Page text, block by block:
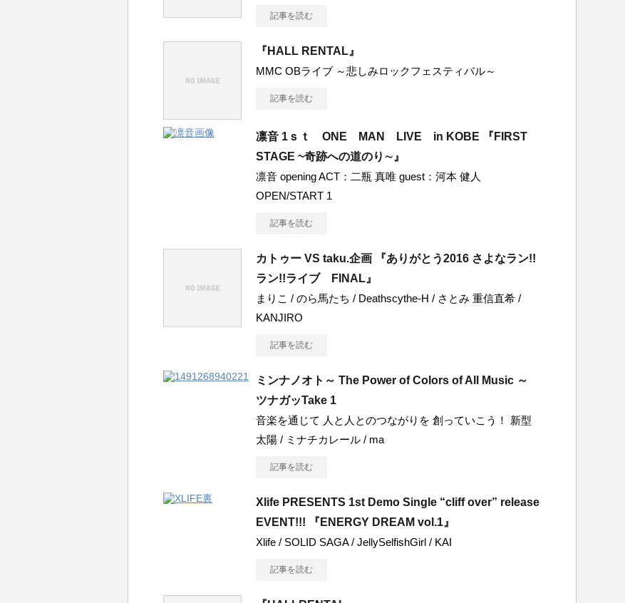
記事を読む
『HALL RENTAL』
MMC OBライブ ～悲しみロックフェスティバル～
記事を読む
凛音 1ｓｔ ONE MAN LIVE in KOBE 『FIRST
STAGE ~奇跡への道のり∼』
凛音 opening ACT：二瓶 真唯 guest：河本 健人
OPEN/START 1
記事を読む
カトゥー VS taku.企画 『ありがとう2016 さよなラン!!
ラン!!ライブ FINAL』
まりこ / のら馬たち / Deathscythe‐H / さとみ 重信直希 /
KANJIRO
記事を読む
ミンナノオト～ The Power of Colors of All Music ～
ツナガッTake 1
音楽を通じて 人と人とのつながりを 創っていこう！ 新型
太陽 / ミナチカレール / ma
記事を読む
Xlife PRESENTS 1st Demo Single “cliff over” release
EVENT!!! 『ENERGY DREAM vol.1』
Xlife / SOLID SAGA / JellySelfishGirl / KAI
記事を読む